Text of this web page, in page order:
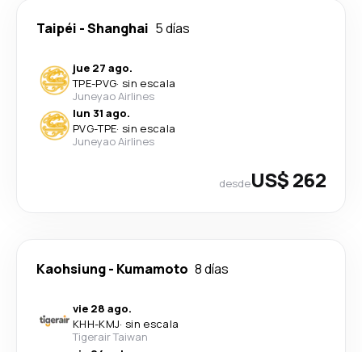
Taipéi -Shanghai 5 días
jue 27 ago.
TPE-PVG· sin escala
Juneyao Airlines
lun 31 ago.
PVG-TPE· sin escala
Juneyao Airlines
desdeUS$ 262
Kaohsiung- Kumamoto 8 días
vie 28 ago.
KHH-KMJ· sin escala
Tigerair Taiwan